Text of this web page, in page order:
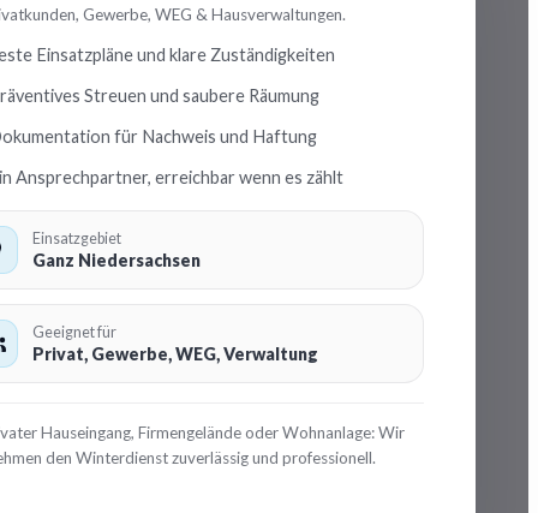
Gewerbe, WEG & Hausverwaltungen.
Einsatzpläne und klare Zuständigkeiten
Streuen und saubere Räumung
für Nachweis und Haftung
Ansprechpartner, erreichbar wenn es zählt
Einsatzgebiet
Ganz Niedersachsen
Geeignet für
Privat, Gewerbe, WEG, Verwaltung
Hauseingang, Firmengelände oder Wohnanlage: Wir
den Winterdienst zuverlässig und professionell.